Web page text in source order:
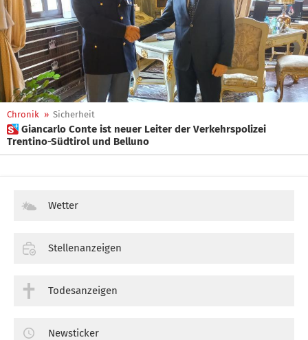
Chronik » Sicherheit
 Giancarlo Conte ist neuer Leiter der Verkehrspolizei
Trentino-Südtirol und Belluno
Wetter
Stellenanzeigen
Todesanzeigen
Newsticker